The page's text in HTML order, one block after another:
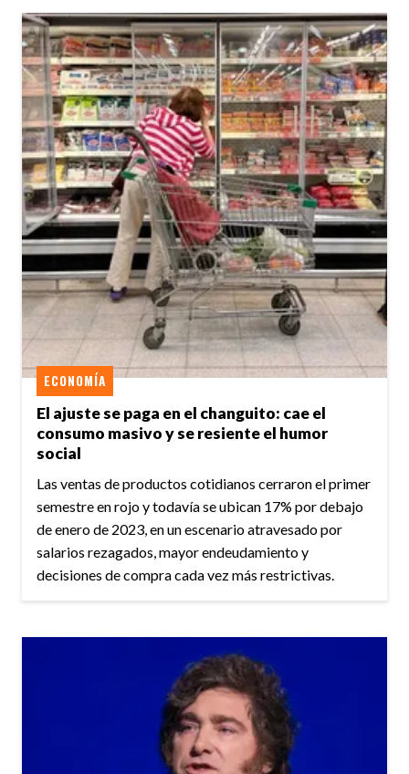
El ajuste se paga en el changuito: cae el
consumo masivo y se resiente el humor
social
ECONOMÍA
Las ventas de productos cotidianos cerraron el primer
semestre en rojo y todavía se ubican 17% por debajo
de enero de 2023, en un escenario atravesado por
salarios rezagados, mayor endeudamiento y
decisiones de compra cada vez más restrictivas.